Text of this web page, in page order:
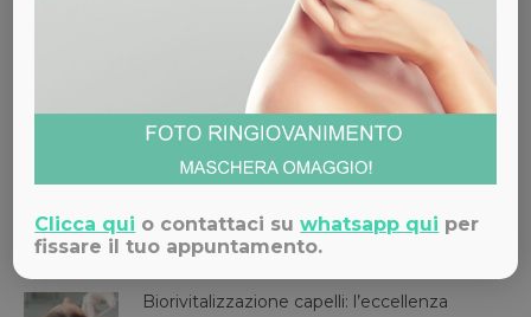
il nostro Studio Medico e prenota
uno dei trattamenti che nutrono e illuminano la cute.
Condividi
Articoli Correlati
Biorivitalizzazione capelli: l’eccellenza
Clicca qui o contattaci suwhatsapp qui per
fissare il tuo appuntamento.